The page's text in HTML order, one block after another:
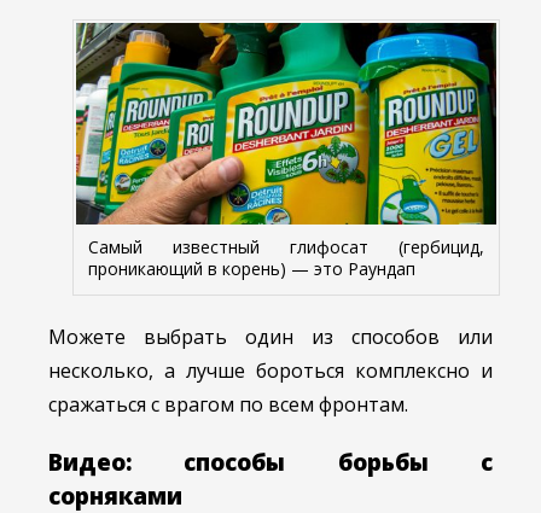
Самый известный глифосат (гербицид,
проникающий в корень) — это Раундап
Можете выбрать один из способов или
несколько, а лучше бороться комплексно и
сражаться с врагом по всем фронтам.
Видео: способы борьбы с
сорняками